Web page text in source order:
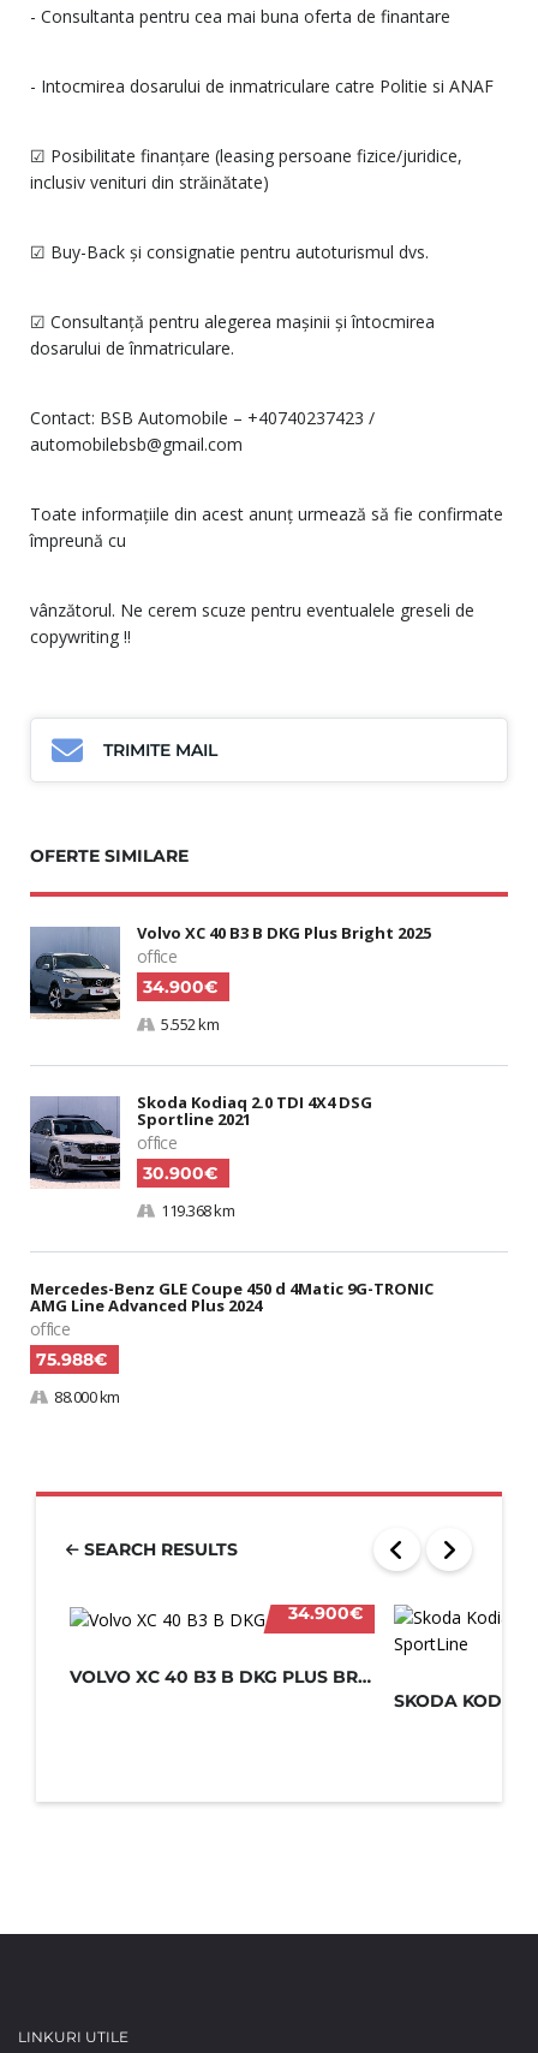
- Consultanta pentru cea mai buna oferta de finantare
- Intocmirea dosarului de inmatriculare catre Politie si ANAF
☑ Posibilitate finanțare (leasing persoane fizice/juridice,
inclusiv venituri din străinătate)
☑ Buy-Back și consignatie pentru autoturismul dvs.
☑ Consultanță pentru alegerea mașinii și întocmirea
dosarului de înmatriculare.
Contact: BSB Automobile – +40740237423 /
automobilebsb@gmail.com
Toate informațiile din acest anunț urmează să fie confirmate
împreună cu
vânzătorul. Ne cerem scuze pentru eventualele greseli de
copywriting !!
TRIMITE MAIL
OFERTE SIMILARE
Volvo XC 40 B3 B DKG Plus Bright 2025
office
34.900€
5.552 km
Skoda Kodiaq 2.0 TDI 4X4 DSG
Sportline 2021
office
30.900€
119.368 km
Mercedes-Benz GLE Coupe 450 d 4Matic 9G-TRONIC
AMG Line Advanced Plus 2024
office
75.988€
88.000 km
SEARCH RESULTS
34.900€
VOLVO XC 40 B3 B DKG PLUS BRIGHT 20...
LINKURI UTILE